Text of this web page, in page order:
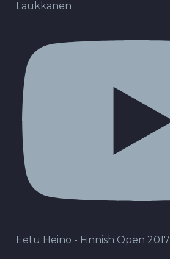
Laukkanen
Eetu Heino - Finnish Open 2017